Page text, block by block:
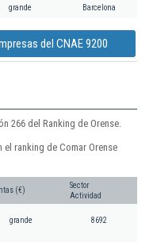
grande Barcelona
del CNAE 9200
266 del Ranking de Orense.
ranking de Comar Orense
(€)
Sector
Actividad
grande 8692